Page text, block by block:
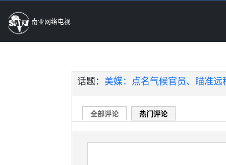
南亚网络电视
话题： 美媒：点名气候官员、瞄准远
全部评论 热门评论